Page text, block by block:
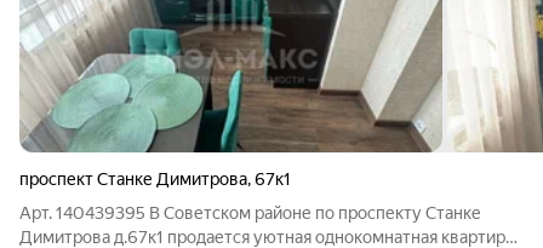
проспект Станке Димитрова,67к1
Арт. 140439395 В Советском районе по проспекту Станке
Димитрова д.67к1 продается уютная однокомнатная квартира.